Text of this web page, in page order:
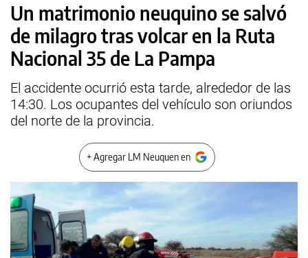
Un matrimonio neuquino se salvó
de milagro tras volcar en la Ruta
Nacional 35 de La Pampa
El accidente ocurrió esta tarde, alrededor de las
14:30. Los ocupantes del vehículo son oriundos
del norte de la provincia.
+ Agregar LM Neuquen en